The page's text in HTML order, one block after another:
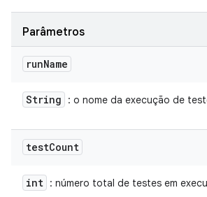
Parâmetros
runName
String : o nome da execução de
testCount
int : número total de testes em